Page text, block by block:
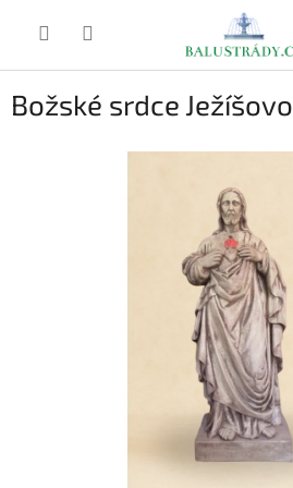
Božské srdce Ježíšovo